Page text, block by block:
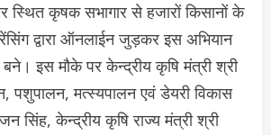
स्थित कृषक सभागार से हजारों किसानों के
द्वारा ऑनलाईन जुड़कर इस अभियान
इस मौके पर केन्द्रीय कृषि मंत्री श्री
पशुपालन, मत्स्यपालन एवं डेयरी विकास
सिंह, केन्द्रीय कृषि राज्य मंत्री श्री